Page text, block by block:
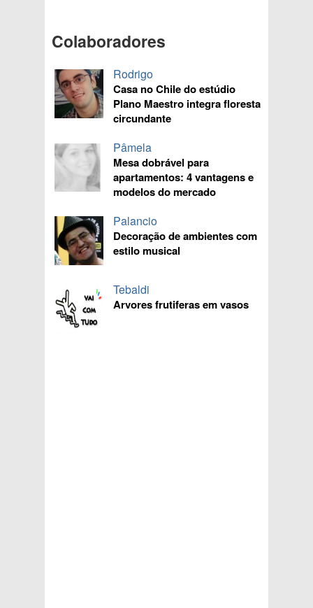
Colaboradores
Rodrigo
Casa no Chile do estúdio
Plano Maestro integra floresta
circundante
Pâmela
Mesa dobrável para
apartamentos: 4 vantagens e
modelos do mercado
Palancio
Decoração de ambientes com
estilo musical
Tebaldi
Arvores frutiferas em vasos